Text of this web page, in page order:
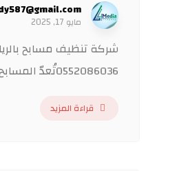
مايو 17, 2025
0552086036تُعدّ المسابح من الوسائل الترفيهية والرياضية الأساسية ...
قراءة المزيد